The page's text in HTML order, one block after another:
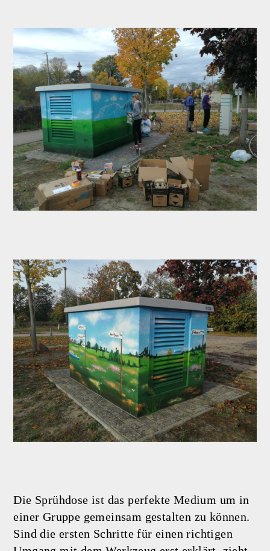
Die Sprühdose ist das perfekte Medium um in
einer Gruppe gemeinsam gestalten zu können.
Sind die ersten Schritte für einen richtigen